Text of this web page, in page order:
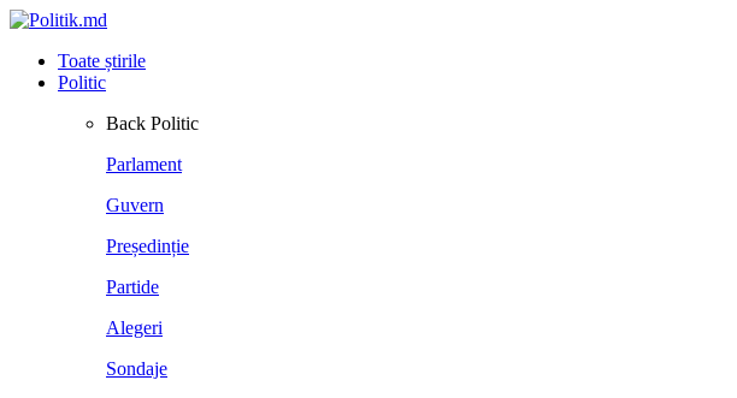
Toate știrile
Politic
Back Politic
Parlament
Guvern
Președinție
Partide
Alegeri
Sondaje